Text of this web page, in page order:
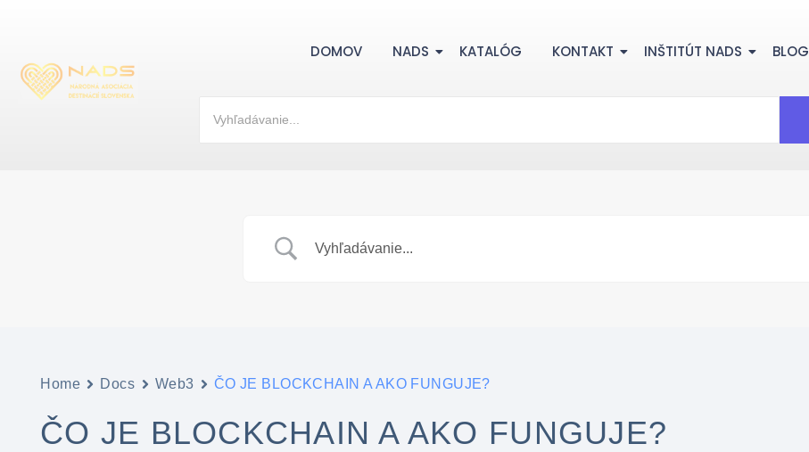
DOMOV NADS KATALÓG KONTAKT INŠTITÚT NADS BLOG
Home Docs Web3 ČO JE BLOCKCHAIN ​​A AKO FUNGUJE?
ČO JE BLOCKCHAIN ​​A AKO FUNGUJE?